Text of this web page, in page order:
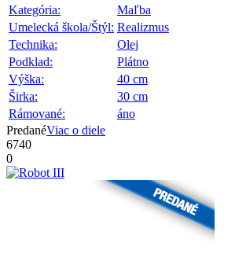
Kategória:
Maľba
Umelecká škola/Štýl: Realizmus
Technika:
Olej
Podklad:
Plátno
Výška:
40 cm
Širka:
30 cm
Rámované:
áno
PredanéViac o diele
6740
0